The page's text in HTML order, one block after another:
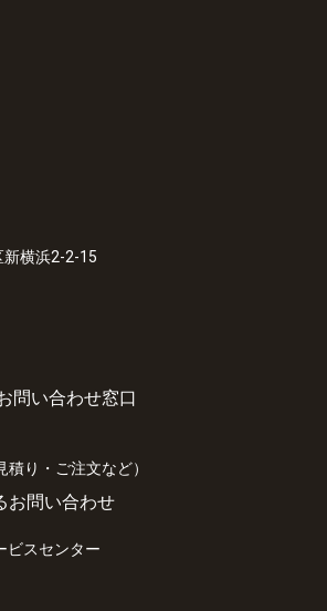
範囲(-40 ～ +350 ℃)において、
通りです。±0.5 ℃ (温度範囲:
データ
フト 直径
新横浜2-2-15
問い合わせ窓口
り・ご注文など）
お問い合わせ
ビスセンター